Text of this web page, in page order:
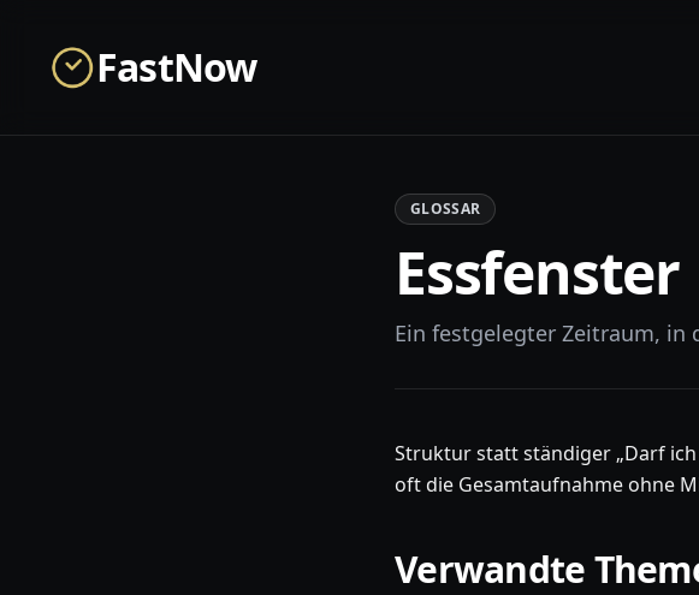
FastNow
GLOSSAR
Essfenster
Ein festgelegter Zeitraum, in
Struktur statt ständiger „Darf
oft die Gesamtaufnahme ohne
Verwandte